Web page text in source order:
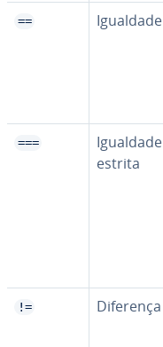
== Igualdade
===
Igualdade
estrita
!= Diferença